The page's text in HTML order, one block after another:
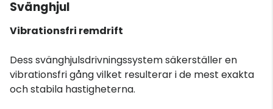
Svänghjul
Vibrationsfri remdrift
Dess svänghjulsdrivningssystem säkerställer en
vibrationsfri gång vilket resulterar i de mest exakta
och stabila hastigheterna.